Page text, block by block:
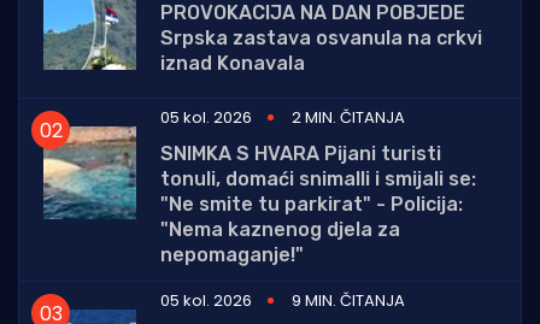
PROVOKACIJA NA DAN POBJEDE
Srpska zastava osvanula na crkvi
iznad Konavala
05 kol. 2026
2 MIN. ČITANJA
SNIMKA S HVARA Pijani turisti
tonuli, domaći snimalli i smijali se:
"Ne smite tu parkirat" - Policija:
"Nema kaznenog djela za
nepomaganje!"
05 kol. 2026
9 MIN. ČITANJA